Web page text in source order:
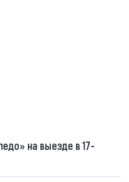
на выезде в 17-